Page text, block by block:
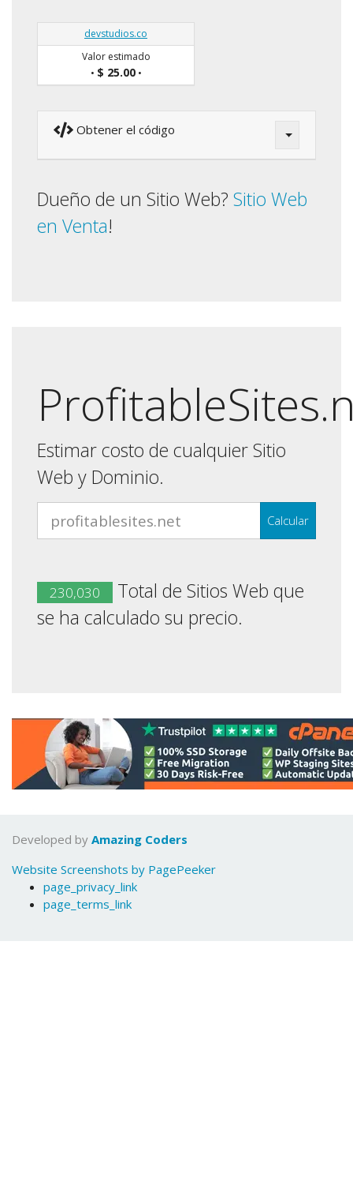
devstudios.co
Valor estimado
• $ 25.00•
Obtener el código
Dueño de un Sitio Web? Sitio Web
en Venta!
Estimar costo de cualquier Sitio
Web y Dominio.
Calcular
230,030
Total de Sitios Web que
se ha calculado su precio.
Developed by Amazing Coders
Website Screenshots by PagePeeker
page_privacy_link
page_terms_link